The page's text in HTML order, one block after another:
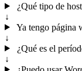
¿Qué tipo de
↓
Ya tengo página
↓
¿Qué es el
↓